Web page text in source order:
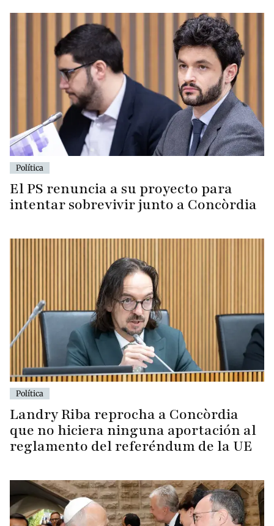
Política
El PS renuncia a su proyecto para
intentar sobrevivir junto a Concòrdia
Política
Landry Riba reprocha a Concòrdia
que no hiciera ninguna aportación al
reglamento del referéndum de la UE